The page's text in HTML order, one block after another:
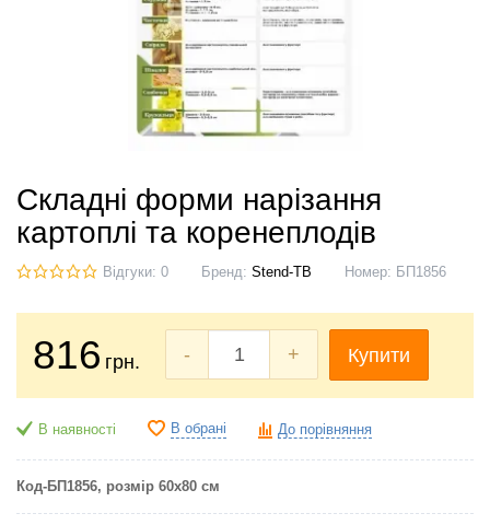
Складні форми нарізання
картоплі та коренеплодів
Відгуки: 0 Бренд: Stend-TB Номер: БП1856
816 грн. - + Купити
В наявності В обрані До порівняння
Код-БП1856, розмір 60х80 см